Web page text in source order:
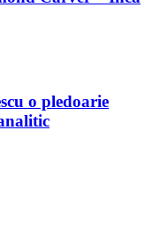
o pledoarie